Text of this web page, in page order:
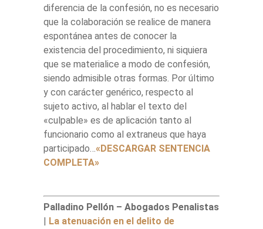
diferencia de la confesión, no es necesario
que la colaboración se realice de manera
espontánea antes de conocer la
existencia del procedimiento, ni siquiera
que se materialice a modo de confesión,
siendo admisible otras formas. Por último
y con carácter genérico, respecto al
sujeto activo, al hablar el texto del
«culpable» es de aplicación tanto al
funcionario como al extraneus que haya
participado… «DESCARGAR SENTENCIA
COMPLETA»
Palladino Pellón – Abogados Penalistas
La atenuación en el delito de